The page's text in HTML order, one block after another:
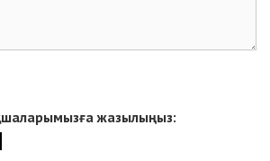
жазылыңыз: